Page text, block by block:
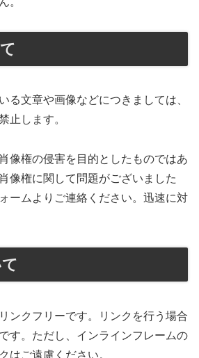
る文章や画像などにつきましては、
止します。
像権の侵害を目的としたものではあ
像権に関して問題がございました
ームよりご連絡ください。迅速に対
ンクフリーです。リンクを行う場合
す。ただし、インラインフレームの
はご遠慮ください。